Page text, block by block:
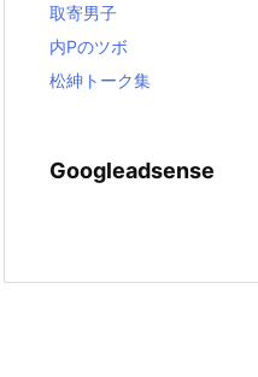
取寄男子
内Pのツボ
松紳トーク集
Googleadsense